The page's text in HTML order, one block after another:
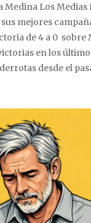
Los Medias
mejores
de 4 a 0 sobre
en los
desde el